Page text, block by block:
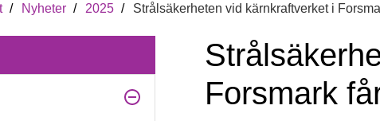
Nyheter 2025 Strålsäkerheten vid kärnkraftverket i
Forsmark